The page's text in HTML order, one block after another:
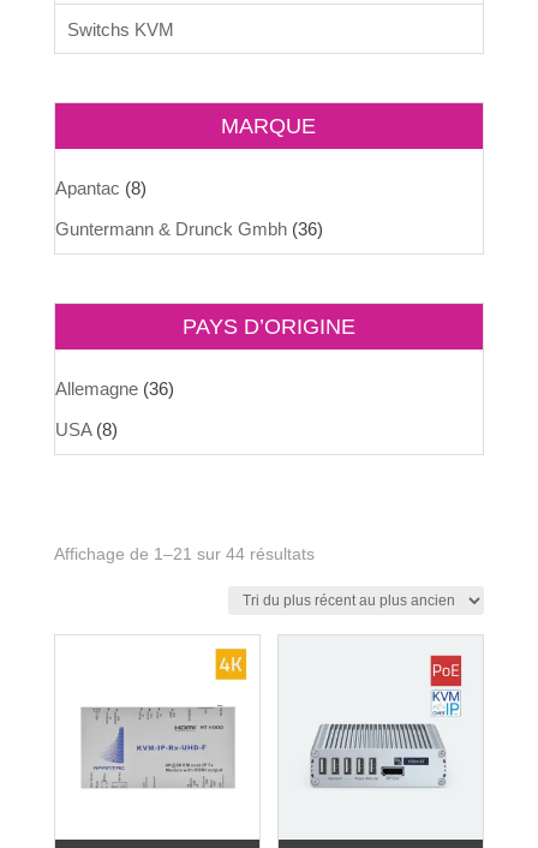
Switchs KVM
MARQUE
Apantac (8)
Guntermann & Drunck Gmbh (36)
PAYS D’ORIGINE
Allemagne (36)
USA (8)
Affichage de 1–21 sur 44 résultatsTrié
ancien